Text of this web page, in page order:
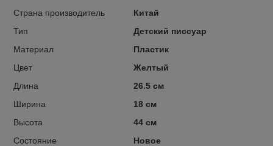
Страна производитель
Китай
Тип
Детский писсуар
Материал
Пластик
Цвет
Желтый
Длина
26.5 см
Ширина
18 см
Высота
44 см
Состояние
Новое